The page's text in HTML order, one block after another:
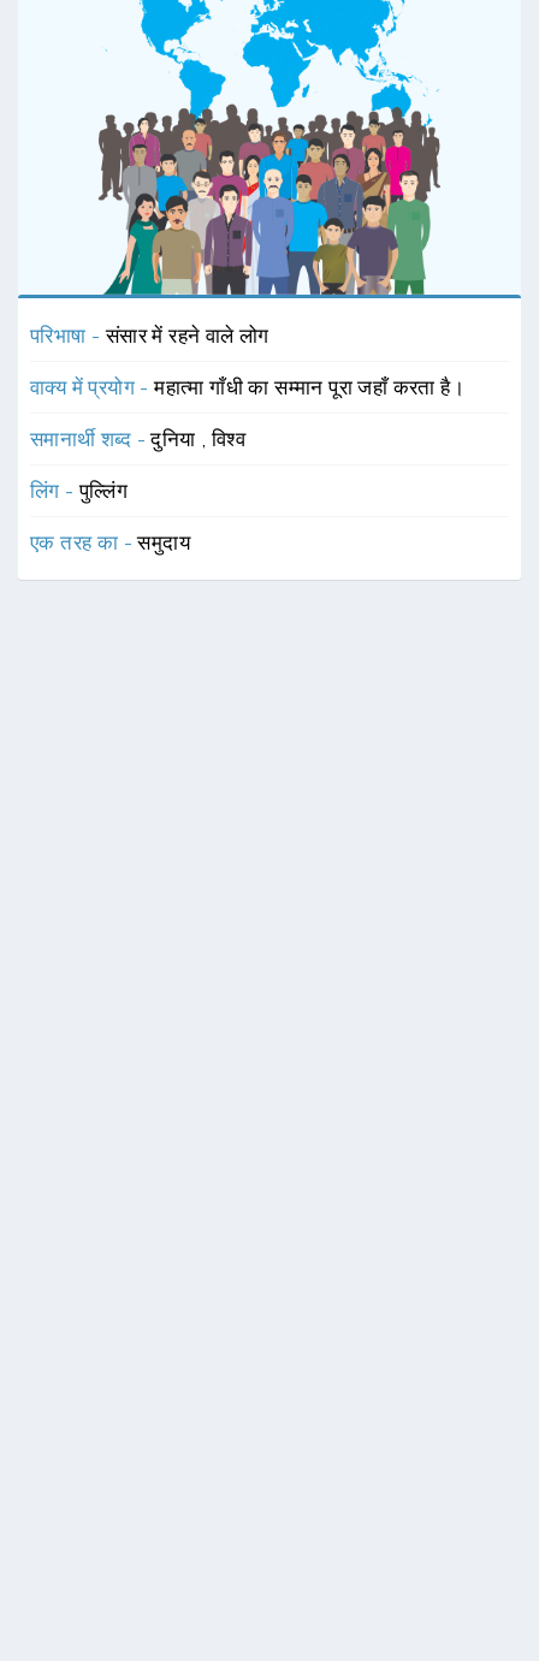
परिभाषा -संसार में रहने वाले लोग
वाक्य में प्रयोग -महात्मा गाँधी का सम्मान पूरा जहाँ करता है।
समानार्थी शब्द -दुनिया ,विश्व
लिंग -पुल्लिंग
एक तरह का -समुदाय